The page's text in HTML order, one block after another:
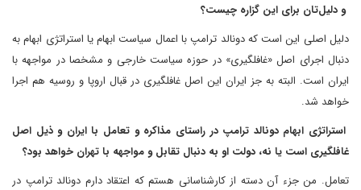
و دلیل‌تان برای این گزاره چیست؟
دلیل اصلی این است که دونالد ترامپ با اعمال سیاست ابهام یا استراتژی ابهام به
دنبال اجرای اصل «غافلگیری» در حوزه سیاست خارجی و مشخصا در مواجهه با
ایران است. البته به جز ایران این اصل غافلگیری در قبال اروپا و روسیه هم اجرا
خواهد شد.
استراتژی ابهام دونالد ترامپ در راستای مذاکره و تعامل با ایران و ذیل اصل
غافلگیری است یا نه، دولت او به دنبال تقابل و مواجهه با تهران خواهد بود؟
تعامل. من جزء آن دسته از کارشناسانی هستم که اعتقاد دارم دونالد ترامپ در